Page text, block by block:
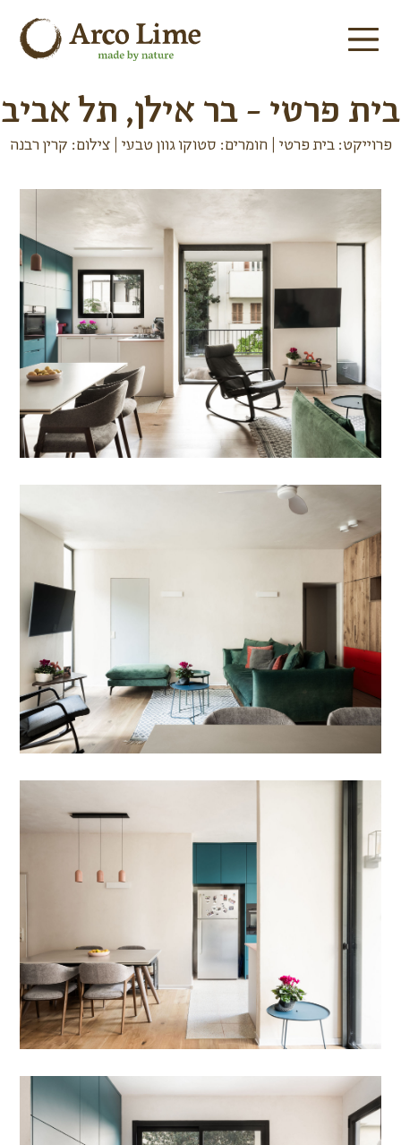
בית פרטי - בר אילן, תל אביב
פרוייקט: בית פרטי | חומרים: סטוקו גוון טבעי | צילום: קרין רבנה